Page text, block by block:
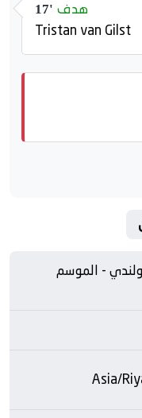
17' هدف
Tristan van Gilst
- الموسم